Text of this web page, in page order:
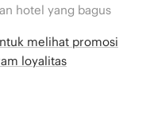
hotel yang bagus
melihat promosi
loyalitas